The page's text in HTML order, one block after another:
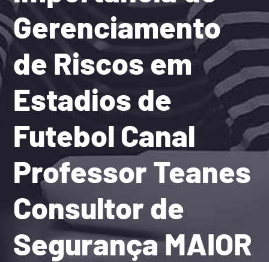
Gerenciamento
de Riscos em
Estadios de
Futebol Canal
Professor Teanes
Consultor de
Segurança MAIOR